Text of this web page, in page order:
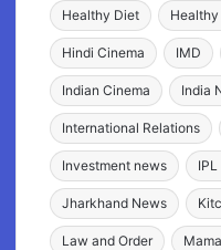
Healthy Diet
Hindi Cinema IMD
Indian Cinema India
International Relations
Investment news
Jharkhand News
Law and Order